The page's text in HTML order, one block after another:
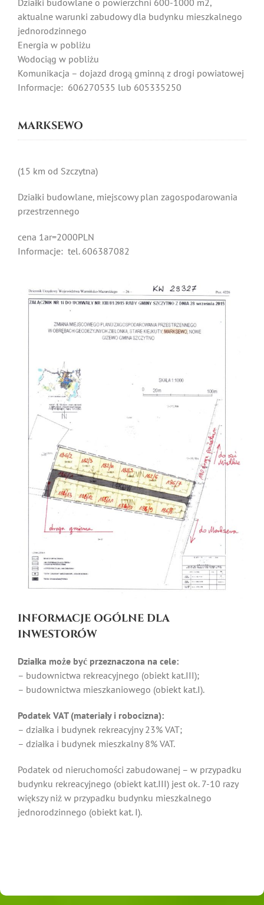
aktualne warunki zabudowy dla budynku mieszkalnego
jednorodzinnego
Energia w pobliżu
Wodociąg w pobliżu
Komunikacja – dojazd drogą gminną z drogi powiatowej
Informacje: 606270535 lub 605335250
MARKSEWO
(15 km od Szczytna)
Działki budowlane, miejscowy plan zagospodarowania
przestrzennego
cena 1ar=2000PLN
Informacje: tel. 606387082
INFORMACJE OGÓLNE DLA
INWESTORÓW
Działka może być przeznaczona na cele:
– budownictwa rekreacyjnego (obiekt kat.III);
– budownictwa mieszkaniowego (obiekt kat.I).
Podatek VAT (materiały i robocizna):
– działka i budynek rekreacyjny 23% VAT;
– działka i budynek mieszkalny 8% VAT.
Podatek od nieruchomości zabudowanej – w przypadku
budynku rekreacyjnego (obiekt kat.III) jest ok. 7-10 razy
większy niż w przypadku budynku mieszkalnego
jednorodzinnego (obiekt kat. I).